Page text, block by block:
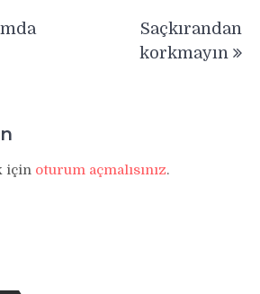
Saçkırandan
korkmayın
için oturum açmalısınız.